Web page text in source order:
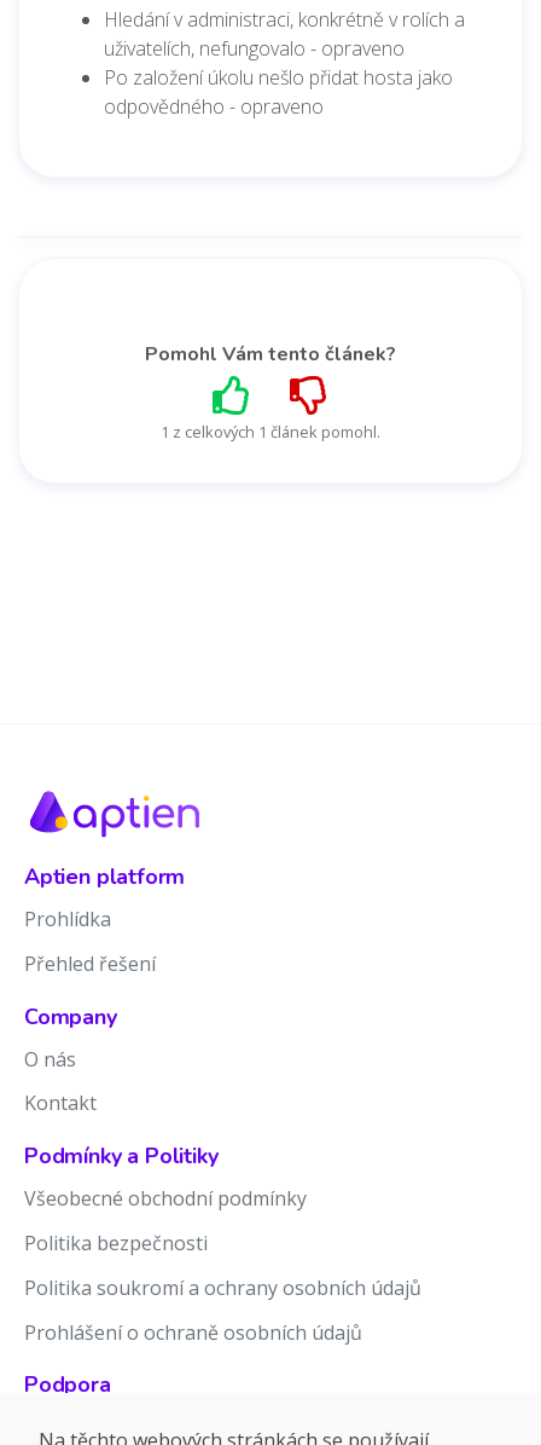
Pomohl Vám tento článek?
1 z celkových 1 článek pomohl.
Hledání v administraci, konkrétně v rolích a
uživatelích, nefungovalo - opraveno
Po založení úkolu nešlo přidat hosta jako
odpovědného - opraveno
Aptien platform
Prohlídka
Přehled řešení
Company
O nás
Kontakt
Podmínky a Politiky
Všeobecné obchodní podmínky
Politika bezpečnosti
Politika soukromí a ochrany osobních údajů
Prohlášení o ochraně osobních údajů
Podpora
Znalostní báze